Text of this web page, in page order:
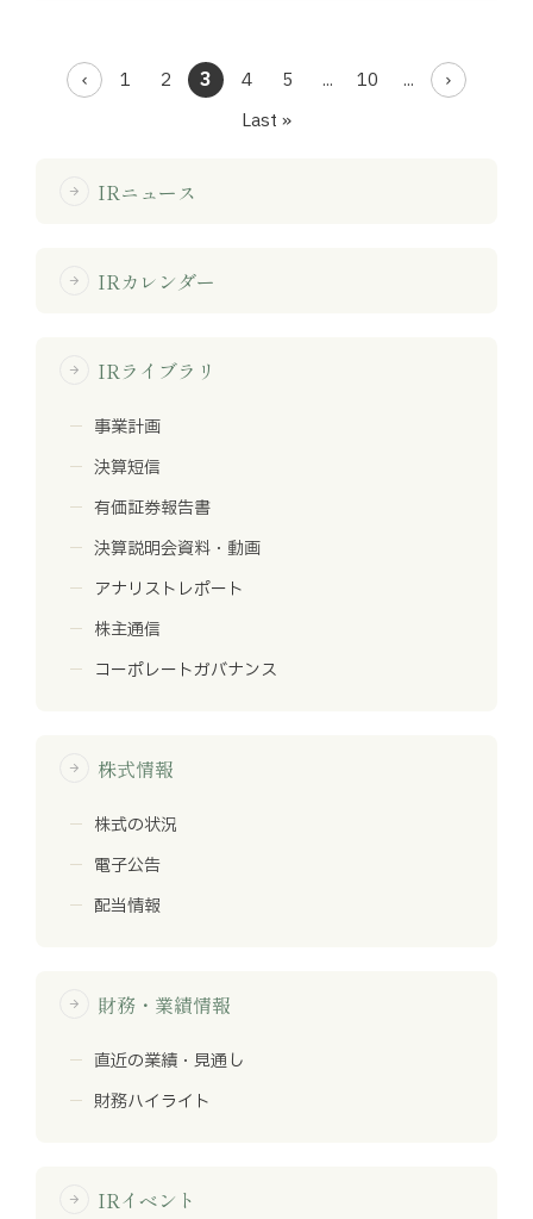
1 2 3 4 5 ... 10
...
Last »
arrow_forward IRニュース
arrow_forward IRカレンダー
arrow_forward IRライブラリ
事業計画
決算短信
有価証券報告書
決算説明会資料・動画
アナリストレポート
株主通信
コーポレートガバナンス
arrow_forward 株式情報
株式の状況
電子公告
配当情報
arrow_forward 財務・業績情報
直近の業績・見通し
財務ハイライト
arrow_forward IRイベント